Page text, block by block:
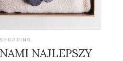
SHOPPING
NAJLEPSZY